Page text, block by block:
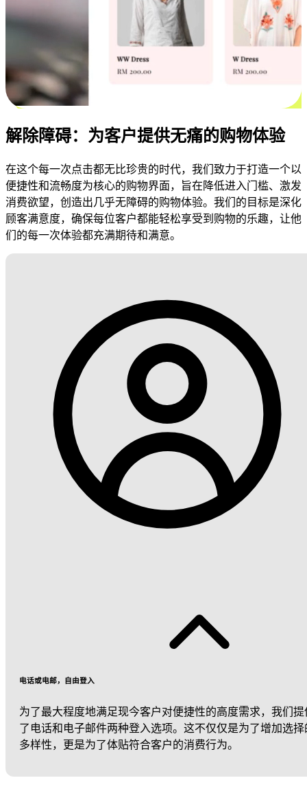
解除障碍：为客户提供无痛的购物体验
在这个每一次点击都无比珍贵的时代，我们致力于打造一个以
便捷性和流畅度为核心的购物界面，旨在降低进入门槛、激发
消费欲望，创造出几乎无障碍的购物体验。我们的目标是深化
顾客满意度，确保每位客户都能轻松享受到购物的乐趣，让他
们的每一次体验都充满期待和满意。
电话或电邮，自由登入
为了最大程度地满足现今客户对便捷性的高度需求，我们提
了电话和电子邮件两种登入选项。这不仅仅是为了增加选择
多样性，更是为了体贴符合客户的消费行为。